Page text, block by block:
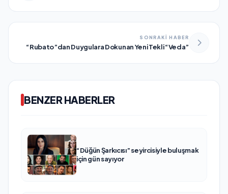
SONRAKİ HABER
“Rubato”dan Duygulara Dokunan Yeni Tekli “Veda”
BENZER HABERLER
“Düğün Şarkıcısı” seyircisiyle buluşmak
için gün sayıyor